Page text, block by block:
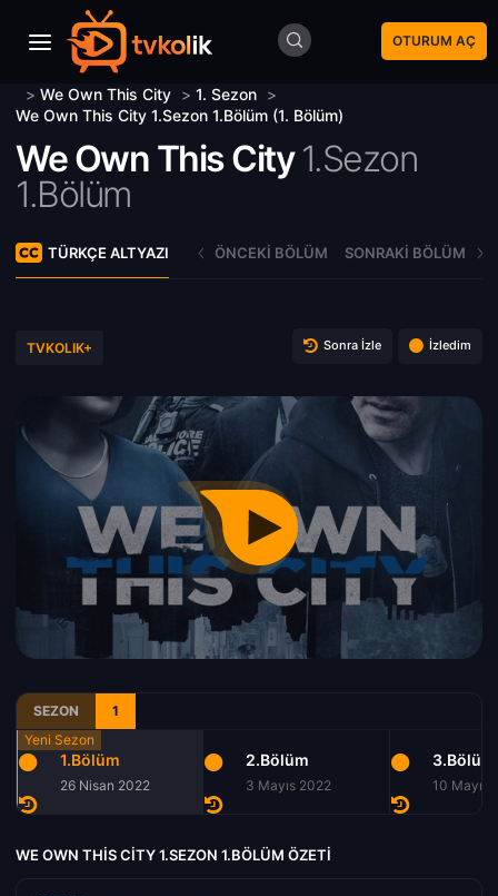
OTURUM AÇ
> We Own This City > 1. Sezon >
We Own This City 1.Sezon 1.Bölüm (1. Bölüm)
We Own This City 1.Sezon
1.Bölüm
TÜRKÇE ALTYAZI ÖNCEKI BÖLÜM SONRAKI BÖLÜM
TVKOLIK+ Sonra İzle İzledim
SEZON 1
1.Bölüm
26 Nisan 2022
2.Bölüm
3 Mayıs 2022
3.Bölüm
10 Mayıs
WE OWN THIS CITY 1.SEZON 1.BÖLÜM ÖZETI